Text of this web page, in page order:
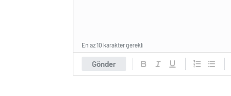
Gönder
En az 10 karakter gerekli